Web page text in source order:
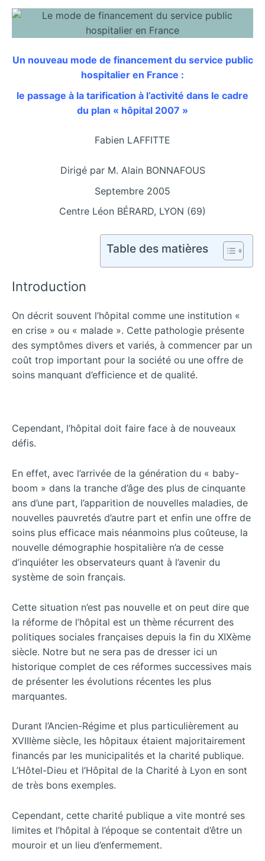
Un nouveau mode de financement du service public
hospitalier en France :
le passage à la tarification à l’activité dans le cadre
du plan « hôpital 2007 »
Fabien LAFFITTE
Dirigé par M. Alain BONNAFOUS
Septembre 2005
Centre Léon BÉRARD, LYON (69)
Table des matières
Introduction
On décrit souvent l’hôpital comme une institution «
en crise » ou « malade ». Cette pathologie présente
des symptômes divers et variés, à commencer par un
coût trop important pour la société ou une offre de
soins manquant d’efficience et de qualité.
Cependant, l’hôpital doit faire face à de nouveaux
défis.
En effet, avec l’arrivée de la génération du « baby-
boom » dans la tranche d’âge des plus de cinquante
ans d’une part, l’apparition de nouvelles maladies, de
nouvelles pauvretés d’autre part et enfin une offre de
soins plus efficace mais néanmoins plus coûteuse, la
nouvelle démographie hospitalière n’a de cesse
d’inquiéter les observateurs quant à l’avenir du
système de soin français.
Cette situation n’est pas nouvelle et on peut dire que
la réforme de l’hôpital est un thème récurrent des
politiques sociales françaises depuis la fin du XIXème
siècle. Notre but ne sera pas de dresser ici un
historique complet de ces réformes successives mais
de présenter les évolutions récentes les plus
marquantes.
Durant l’Ancien-Régime et plus particulièrement au
XVIIIème siècle, les hôpitaux étaient majoritairement
financés par les municipalités et la charité publique.
L’Hôtel-Dieu et l’Hôpital de la Charité à Lyon en sont
de très bons exemples.
Cependant, cette charité publique a vite montré ses
limites et l’hôpital à l’époque se contentait d’être un
mouroir et un lieu d’enfermement.